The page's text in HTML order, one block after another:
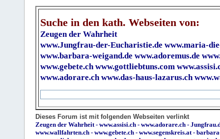
Suche in den kath. Webseiten von:
Zeugen der Wahrheit
www.Jungfrau-der-Eucharistie.de www.maria-
www.barbara-weigand.de www.adoremus.de
www.gebete.ch www.gottliebtuns.com
www.adorare.ch www.das-haus-lazarus.ch
Dieses Forum ist mit folgenden Webseiten verlinkt
Zeugen der Wahrheit - www.assisi.ch - www.adorare.ch -
www.wallfahrten.ch - www.gebete.ch - www.segenskreis.at -